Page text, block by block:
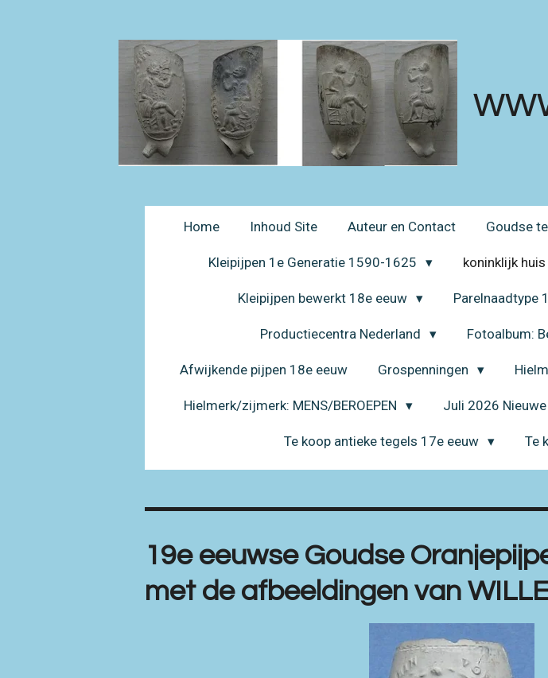
Home Inhoud Site Auteur en Contact Goudse
Kleipijpen 1e Generatie 1590-1625 koninklijk
Kleipijpen bewerkt 18e eeuw Parelnaadtype
Productiecentra Nederland Fotoalbum:
Afwijkende pijpen 18e eeuw Grospenningen
Hielmerk/zijmerk: MENS/BEROEPEN Juli 2026
Te koop antieke tegels 17e eeuw Te
19e eeuwse Goudse
met de afbeeldingen van